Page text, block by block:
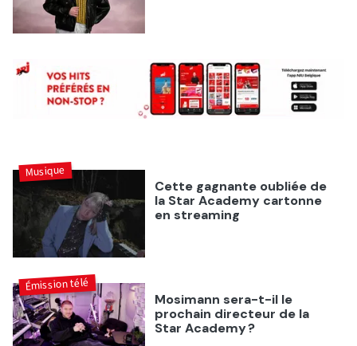
Cette gagnante oubliée de
la Star Academy cartonne
en streaming
Musique
Mosimann sera-t-il le
prochain directeur de la
Star Academy ?
Émission télé